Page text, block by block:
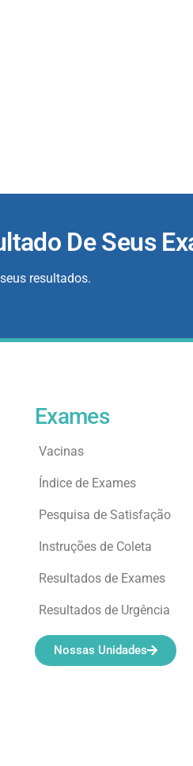
De Seus
resultados.
Exames
Vacinas
Índice de Exames
Pesquisa de Satisfação
Instruções de Coleta
Resultados de Exames
Resultados de Urgência
Nossas Unidades